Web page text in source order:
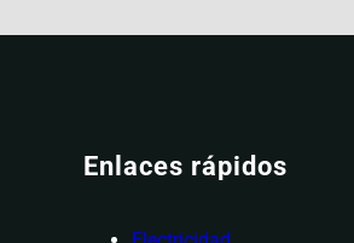
Enlaces rápidos